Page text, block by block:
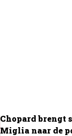
Chopard brengt
Miglia naar de